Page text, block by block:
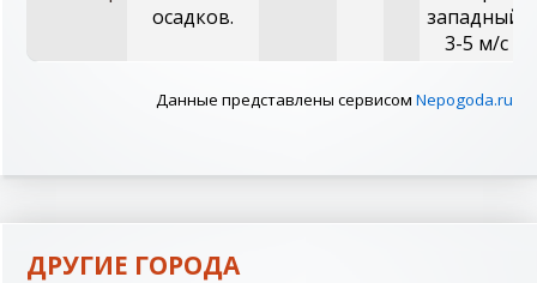
осадков.
западный,
3-5 м/с
Данные представлены сервисом Nepogoda.ru
ДРУГИЕ ГОРОДА